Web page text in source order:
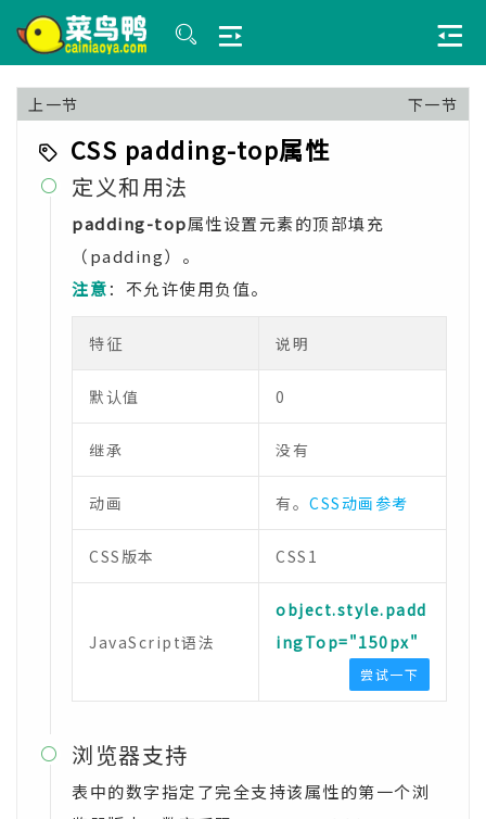
上一节 下一节
CSS padding-top属性
 定义和用法
padding-top属性设置元素的顶部填充
（padding）。
注意：不允许使用负值。
特征 说明
默认值 0
继承 没有
动画 有。 CSS动画参考
CSS版本 CSS1
JavaScript语法
object.style.padd
ingTop="150px"
尝试一下
 浏览器支持
表中的数字指定了完全支持该属性的第一个浏